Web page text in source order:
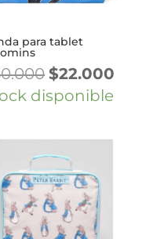
para tablet
El
precio
$30.000.
$22.000
disponible